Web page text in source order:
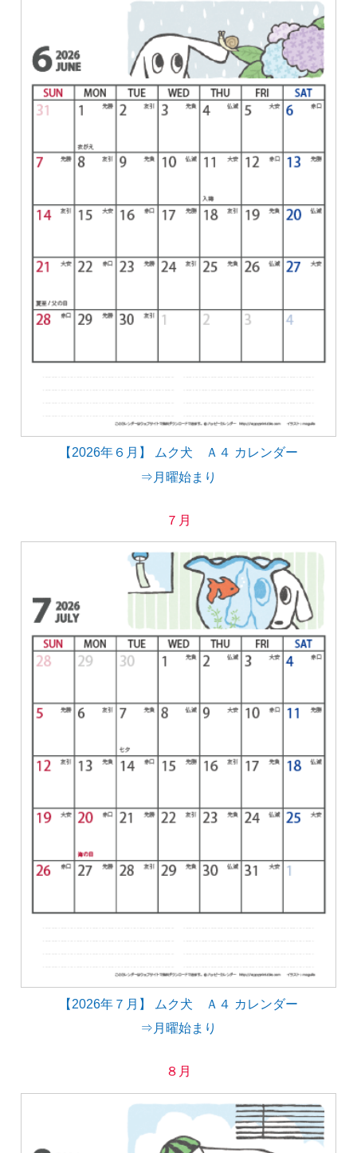
【2026年６月】 ムク犬 Ａ４ カレンダー
⇒月曜始まり
７月
【2026年７月】 ムク犬 Ａ４ カレンダー
⇒月曜始まり
８月